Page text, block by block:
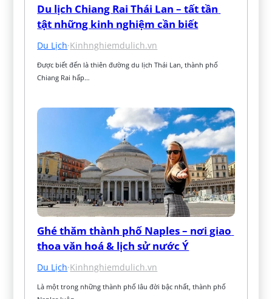
Du lịch Chiang Rai Thái Lan – tất tần
tật những kinh nghiệm cần biết
Du Lịch·Kinhnghiemdulich.vn
Được biết đến là thiên đường du lịch Thái Lan, thành phố
Chiang Rai hấp…
Ghé thăm thành phố Naples – nơi giao
thoa văn hoá & lịch sử nước Ý
Du Lịch·Kinhnghiemdulich.vn
Là một trong những thành phố lâu đời bậc nhất, thành phố